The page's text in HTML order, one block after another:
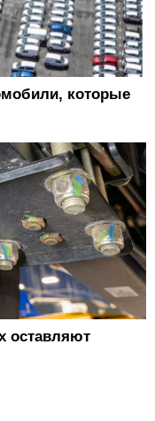
которые
оставляют